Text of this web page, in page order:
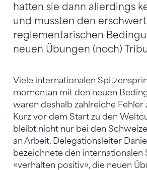
hatten sie dann allerdings
und mussten den
reglementarischen
neuen Übungen (noch)
Viele internationalen
momentan mit den neuen
waren deshalb zahlreiche Fehler
Kurz vor dem Start zu den
bleibt nicht nur bei den
an Arbeit. Delegationsleiter
bezeichnete den internationalen
«verhalten positiv», die neuen